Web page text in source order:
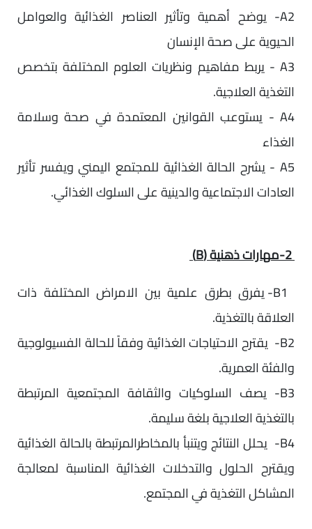
A2- يوضح أهمية وتأثير العناصر الغذائية والعوامل
الحيوية على صحة الإنسان
A3 - يربط مفاهيم ونظريات العلوم المختلفة بتخصص
التغذية العلاجية.
A4 - يستوعب القوانين المعتمدة في صحة وسلامة
الغذاء
A5 - يشرح الحالة الغذائية للمجتمع اليمني ويفسر تأثير
العادات الاجتماعية والدينية على السلوك الغذائي.
2-مهارات ذهنية (B)
B1- يفرق بطرق علمية بين الامراض المختلفة ذات
العلاقة بالتغذية.
B2- يقترح الاحتياجات الغذائية وفقاً للحالة الفسيولوجية
والفئة العمرية.
B3- يصف السلوكيات والثقافة المجتمعية المرتبطة
بالتغذية العلاجية بلغة سليمة.
B4- يحلل النتائج ويتنبأ بالمخاطرالمرتبطة بالحالة الغذائية
ويقترح الحلول والتدخلات الغذائية المناسبة لمعالجة
المشاكل التغذية في المجتمع.